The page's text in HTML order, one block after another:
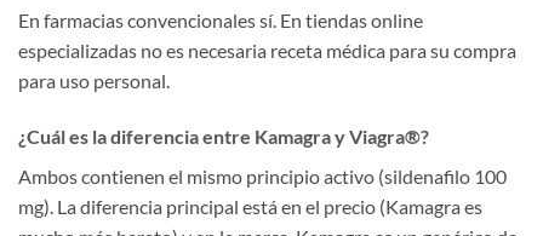
En farmacias convencionales sí. En tiendas online
especializadas no es necesaria receta médica para su compra
para uso personal.
¿Cuál es la diferencia entre Kamagra y Viagra®?
Ambos contienen el mismo principio activo (sildenafilo 100
mg). La diferencia principal está en el precio (Kamagra es